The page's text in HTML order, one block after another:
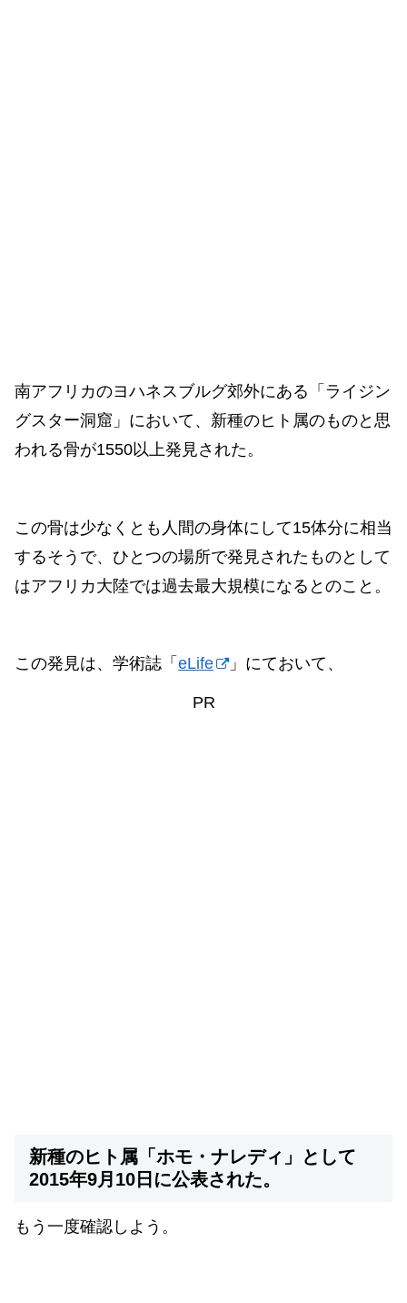
南アフリカのヨハネスブルグ郊外にある「ライジン
グスター洞窟」において、新種のヒト属のものと思
われる骨が1550以上発見された。
この骨は少なくとも人間の身体にして15体分に相当
するそうで、ひとつの場所で発見されたものとして
はアフリカ大陸では過去最大規模になるとのこと。
この発見は、学術誌「 eLife 」にておいて、
PR
新種のヒト属「ホモ・ナレディ」として
2015年9月10日に公表された。
もう一度確認しよう。